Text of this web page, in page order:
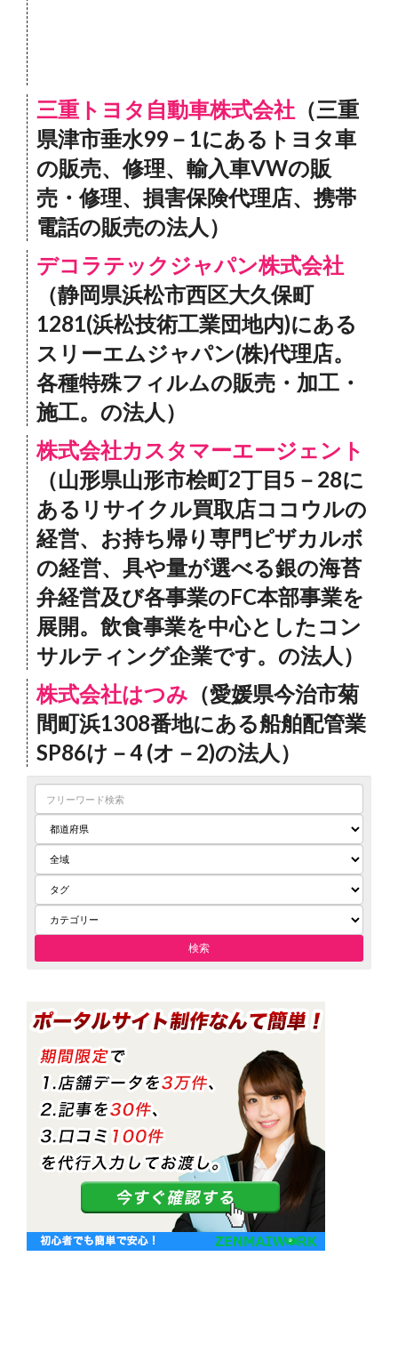
三重トヨタ自動車株式会社 （三重
県津市垂水99－1にあるトヨタ車
の販売、修理、輸入車VWの販
売・修理、損害保険代理店、携帯
電話の販売の法人）
デコラテックジャパン株式会社
（静岡県浜松市西区大久保町
1281(浜松技術工業団地内)にある
スリーエムジャパン(株)代理店。
各種特殊フィルムの販売・加工・
施工。の法人）
株式会社カスタマーエージェント
（山形県山形市桧町2丁目5－28に
あるリサイクル買取店ココウルの
経営、お持ち帰り専門ピザカルボ
の経営、具や量が選べる銀の海苔
弁経営及び各事業のFC本部事業を
展開。飲食事業を中心としたコン
サルティング企業です。の法人）
株式会社はつみ （愛媛県今治市菊
間町浜1308番地にある船舶配管業
SP86け－4 (オ－2)の法人）